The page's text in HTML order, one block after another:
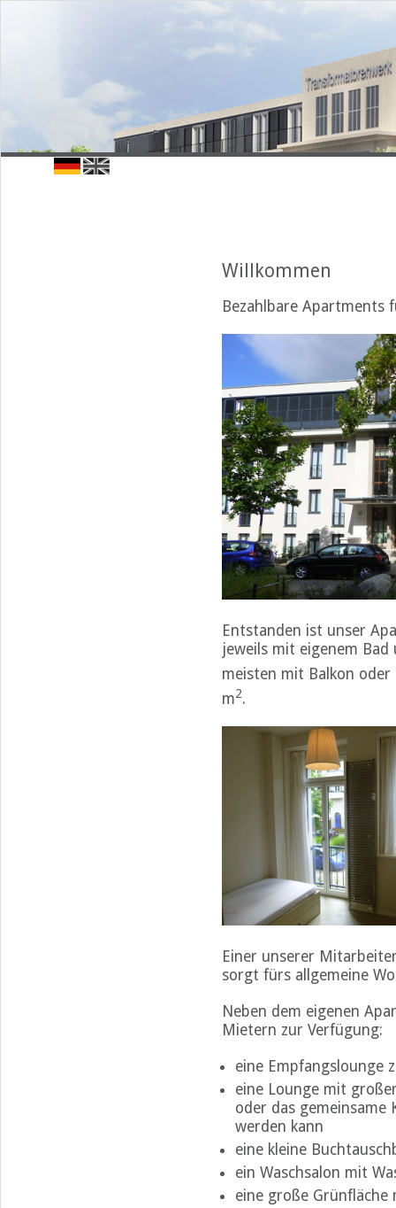
Willkommen
Bezahlbare Apartments
Entstanden ist unser
jeweils mit eigenem
meisten mit Balkon oder
m2.
Einer unserer
sorgt fürs allgemeine
Neben dem eigenen
Mietern zur Verfügung:
eine Empfangslounge
eine Lounge mit
oder das
werden kann
eine kleine
ein Waschsalon mit
eine große Grünfläche